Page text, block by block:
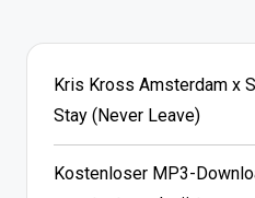
Kris Kross Amsterdam x
Stay (Never Leave)
Kostenloser MP3-